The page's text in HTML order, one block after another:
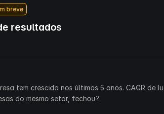
breve
resultados
tem crescido nos últimos 5 anos. CAGR de
do mesmo setor, fechou?